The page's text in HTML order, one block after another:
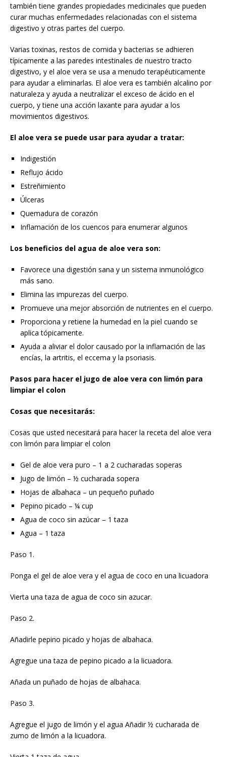
también tiene grandes propiedades medicinales que pueden
curar muchas enfermedades relacionadas con el sistema
digestivo y otras partes del cuerpo.
Varias toxinas, restos de comida y bacterias se adhieren
típicamente a las paredes intestinales de nuestro tracto
digestivo, y el aloe vera se usa a menudo terapéuticamente
para ayudar a eliminarlas. El aloe vera es también alcalino por
naturaleza y ayuda a neutralizar el exceso de ácido en el
cuerpo, y tiene una acción laxante para ayudar a los
movimientos digestivos.
El aloe vera se puede usar para ayudar a tratar:
Indigestión
Reflujo ácido
Estreñimiento
Úlceras
Quemadura de corazón
Inflamación de los cuencos para enumerar algunos
Los beneficios del agua de aloe vera son:
Favorece una digestión sana y un sistema inmunológico
más sano.
Elimina las impurezas del cuerpo.
Promueve una mejor absorción de nutrientes en el cuerpo.
Proporciona y retiene la humedad en la piel cuando se
aplica tópicamente.
Ayuda a aliviar el dolor causado por la inflamación de las
encías, la artritis, el eccema y la psoriasis.
Pasos para hacer el jugo de aloe vera con limón para
limpiar el colon
Cosas que necesitarás:
Cosas que usted necesitará para hacer la receta del aloe vera
con limón para limpiar el colon
Gel de aloe vera puro – 1 a 2 cucharadas soperas
Jugo de limón – ½ cucharada sopera
Hojas de albahaca – un pequeño puñado
Pepino picado – ¼ cup
Agua de coco sin azúcar – 1 taza
Agua – 1 taza
Paso 1.
Ponga el gel de aloe vera y el agua de coco en una licuadora
Vierta una taza de agua de coco sin azucar.
Paso 2.
Añadirle pepino picado y hojas de albahaca.
Agregue una taza de pepino picado a la licuadora.
Añada un puñado de hojas de albahaca.
Paso 3.
Agregue el jugo de limón y el agua Añadir ½ cucharada de
zumo de limón a la licuadora.